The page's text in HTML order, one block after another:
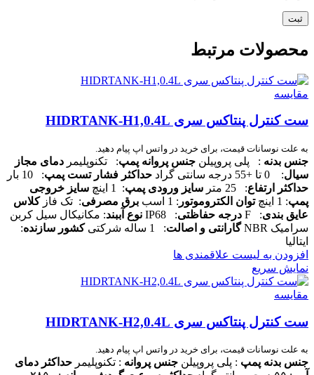
محصولات مرتبط
مقایسه
ست کنترل پنتاکس سری HIDRTANK-H1,0.4L
به علت نوسانات قیمت، برای خرید در واتس اپ پیام دهید.
جنس بدنه : پلی پروپیلن جنس پروانه پمپ: تکنوپلیمر دمای مجاز
سیال: 0 تا +55 درجه سانتی گراد حداکثر فشار تست پمپ: 10 بار
حداکثر ارتفاع: 25 متر سایز ورودی پمپ: 1 اینچ
سایز خروجی
پمپ: 1 اینچ توان الکتروموتور : 1 اسب برق مصرفی: تک فازکلاس
عایق بندی: F درجه حفاظتی: IP68 نوع آببند: مکانیکال سیل کربن
سرامیک NBR
گارانتی و اصالت: 1 ساله شرکتی کشور سازنده:
ایتالیا
افزودن به لیست علاقمندی ها
نمایش سریع
مقایسه
ست کنترل پنتاکس سری HIDRTANK-H2,0.4L
به علت نوسانات قیمت، برای خرید در واتس اپ پیام دهید.
جنس بدنه پمپ : پلی پروپیلن جنس پروانه : تکنوپلیمر حداکثر دمای